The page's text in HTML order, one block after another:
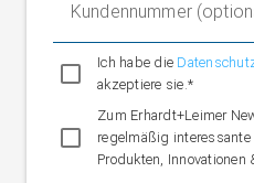
Kundennummer
Ich habe die
akzeptiere sie.*
Zum Erhardt+Leimer
regelmäßig
Produkten, Innovationen